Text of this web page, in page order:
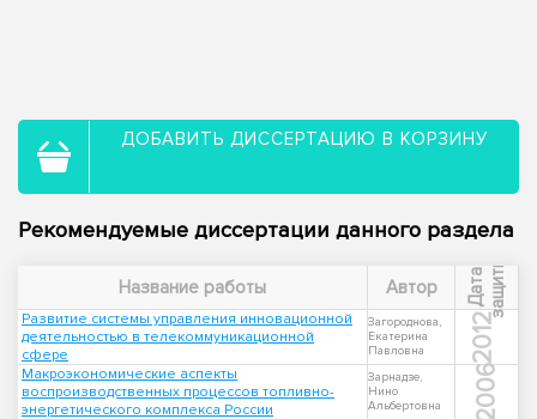
ДОБАВИТЬ ДИССЕРТАЦИЮ В КОРЗИНУ
Рекомендуемые диссертации данного раздела
Название работы Автор Д
а
т
а
з
а
щ
и
т ы
Развитие системы управления инновационной
деятельностью в телекоммуникационной
сфере
Загороднова,
Екатерина
Павловна
2012
Макроэкономические аспекты
воспроизводственных процессов топливно-
энергетического комплекса России
Зарнадзе,
Нино
Альбертовна
2006